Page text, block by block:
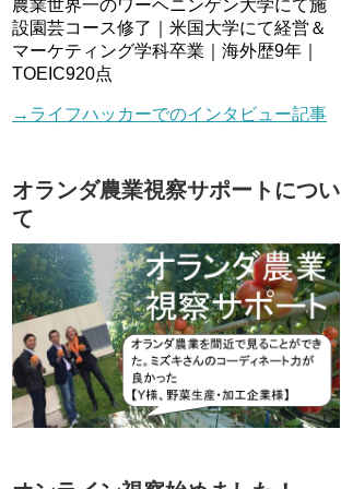
農業世界一のワーヘニンゲン大学にて施
設園芸コース修了｜米国大学にて経営＆
マーケティング学科卒業｜海外歴9年｜
TOEIC920点
→ライフハッカーでのインタビュー記事
オランダ農業視察サポートについ
て